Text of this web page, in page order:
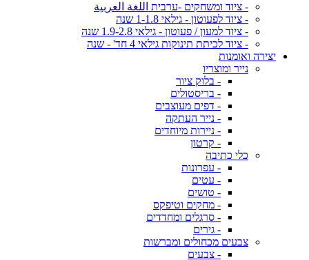
- ציוד ומשחקים -ערבית اللغة العربية
- ציוד לפעוטון - גילאי 1-1.8 שנה
- ציוד למעון / פעוטון - גילאי 1.9-2.8 שנה
- ציוד לכיתת תינוקות גילאי 4 חד' - שנה
יצירה ואומנות
נייר ומוצריו
- בלוק ציור
- בריסטולים
- דפים מעוצבים
- נייר העתקה
- ניירות מיוחדים
- קרטון
כלי כתיבה
- עפרונות
- עטים
- טושים
- מחקים וטיפקס
- סרגלים ומחדדים
- גירים
צבעים מכחולים ומברשות
- צבעים